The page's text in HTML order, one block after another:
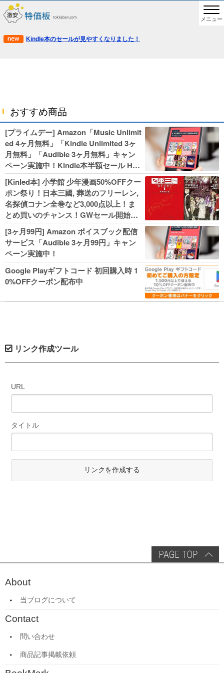
メニュー
Kindle本のセールが見やすくなりました！
おすすめ商品
[プライムデー] Amazon「Music Unlimit
ed 4ヶ月無料」「Kindle Unlimited 3ヶ
月無料」「Audible 3ヶ月無料」キャン
ペーン実施中！Kindle本半額セール HU
NTER×HUNTERなど集英社、無職転生,
幼女戦記などKADOKAWA、キャプテン
翼100円セールも！
[Kinled本] 小学館 少年漫画50%OFFクー
ポン祭り！日本三國, 葬送のフリーレン,
名探偵コナン全巻など3,000点以上！ま
とめ買いのチャンス！GWセール開始！
人気コミック多数 カドカワ祭やIT関連本
がセールに！
[3ヶ月99円] Amazon ボイスブック配信
サービス「Audible 3ヶ月99円」キャン
ペーン実施中！
Google Playギフトコード 初回購入時 1
0%OFFクーポン配布中
リンク作成ツール
URL
タイトル
リンクを作成する
About
当ブログについて
Contact
問い合わせ
商品記事掲載依頼